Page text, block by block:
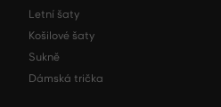
Letní šaty
Košilové šaty
Sukně
Dámská trička